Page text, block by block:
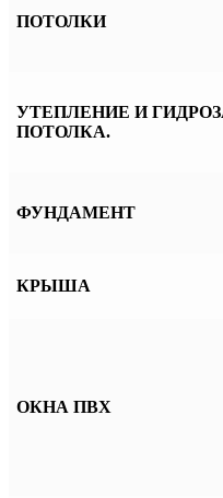
ПОТОЛКИ
УТЕПЛЕНИЕ И
ПОТОЛКА.
ФУНДАМЕНТ
КРЫША
ОКНА ПВХ